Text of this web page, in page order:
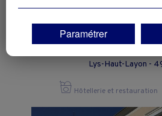
Lys-Haut-Layon -
Hôtellerie et restauration
vos centres d'intérêt. Seuls les
déposés et lus sur votre terminal.
Vous pouvez exprimer vos choix en
"Continuer sans accepter" ou
Paramétrer